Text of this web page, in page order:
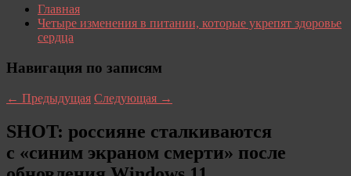
Главная
Четыре изменения в питании, которые укрепят здоровье
сердца
Навигация по записям
← Предыдущая Следующая →
SHOT: россияне сталкиваются
с «синим экраном смерти» после